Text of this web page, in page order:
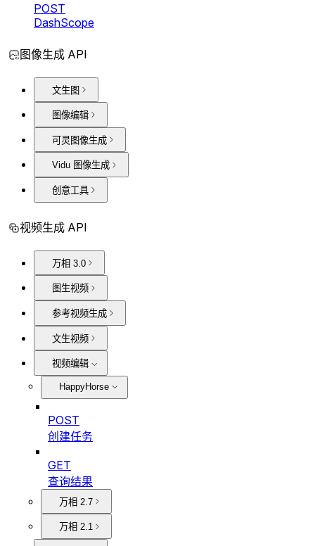
POST
DashScope
图像生成 API
文生图
图像编辑
可灵图像生成
Vidu 图像生成
创意工具
视频生成 API
万相 3.0
图生视频
参考视频生成
文生视频
视频编辑
HappyHorse
POST
创建任务
GET
查询结果
万相 2.7
万相 2.1